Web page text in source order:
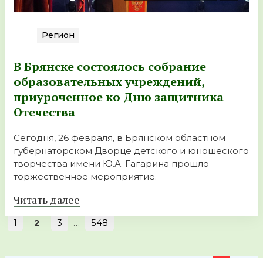
Регион
В Брянске состоялось собрание
образовательных учреждений,
приуроченное ко Дню защитника
Отечества
Сегодня, 26 февраля, в Брянском областном
губернаторском Дворце детского и юношеского
творчества имени Ю.А. Гагарина прошло
торжественное мероприятие.
Читать далее
1 2 3 … 548